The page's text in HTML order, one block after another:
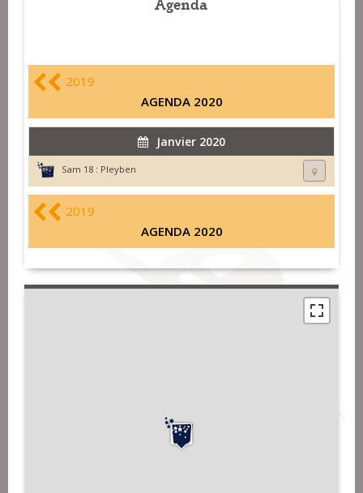
2019
AGENDA 2020
Janvier 2020
Sam 18 : Pleyben
2019
AGENDA 2020